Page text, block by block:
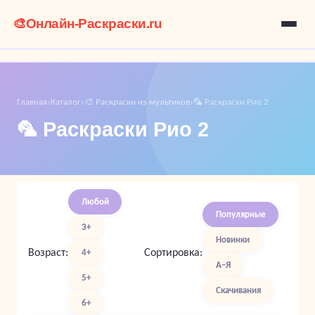
🎨Онлайн-Раскраски.ru
Главная›Каталог›🎨 Раскраски из мультиков›🦜 Раскраски Рио 2
🦜 Раскраски Рио 2
Возраст:
Любой
3+
4+
5+
6+
Сортировка:
Популярные
Новинки
А–Я
Скачивания